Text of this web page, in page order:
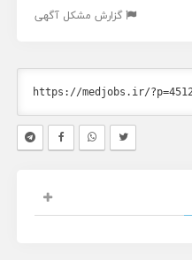
گزارش مشکل آگهی